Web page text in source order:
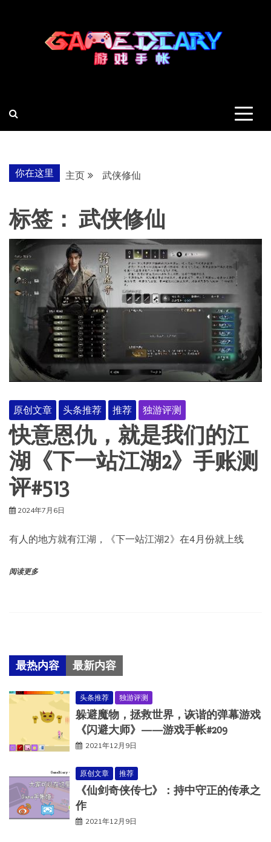
你在这里 主页 武侠修仙
标签： 武侠修仙
原创文章 头条推荐 推荐 独游评测
快意恩仇，就是我们的江
湖《下一站江湖2》手账测
评#513
2024年7月6日
有人的地方就有江湖，《下一站江湖2》在4月份就上线
阅读更多
最热内容 最新内容
头条推荐 独游评测
躲避魔物，拯救世界，诙谐的弹幕游戏
《闪避大师》——游戏手帐#209
2021年12月9日
原创文章 推荐
《仙剑奇侠传七》：持中守正的传承之
作
2021年12月9日